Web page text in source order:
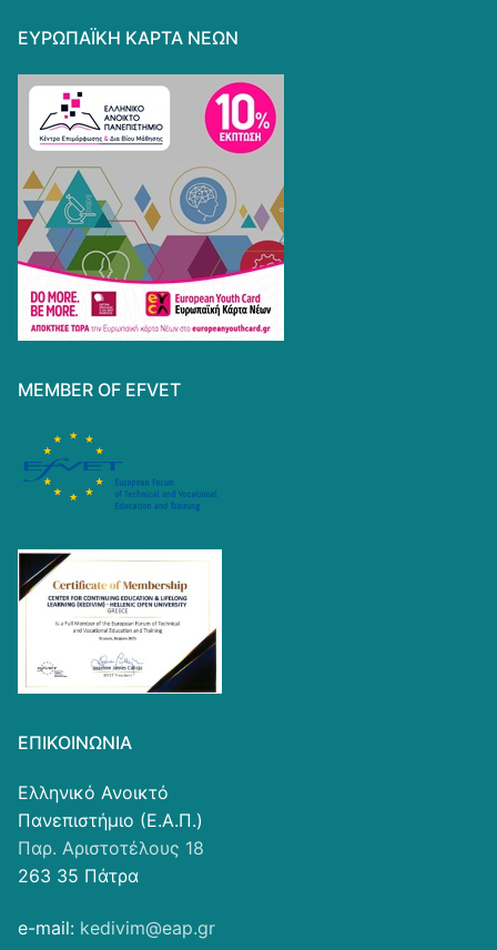
ΕΥΡΩΠΑΪΚΗ ΚΑΡΤΑ ΝΕΩΝ
MEMBER OF EFVET
ΕΠΙΚΟΙΝΩΝΊΑ
Ελληνικό Ανοικτό
Πανεπιστήμιο (Ε.Α.Π.)
Παρ. Αριστοτέλους 18
263 35 Πάτρα
e-mail: kedivim@eap.gr